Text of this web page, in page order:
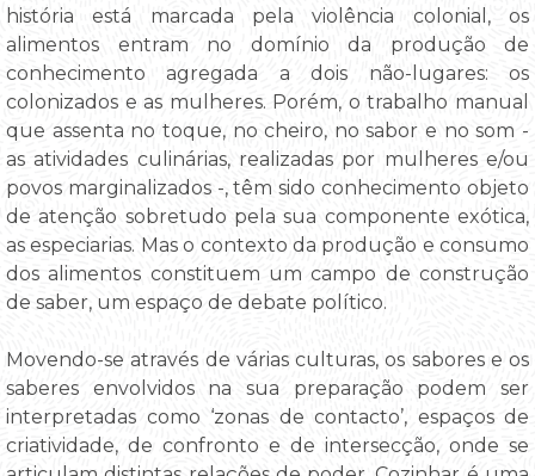
história está marcada pela violência colonial, os
alimentos entram no domínio da produção de
conhecimento agregada a dois não-lugares: os
colonizados e as mulheres. Porém, o trabalho manual
que assenta no toque, no cheiro, no sabor e no som -
as atividades culinárias, realizadas por mulheres e/ou
povos marginalizados -, têm sido conhecimento objeto
de atenção sobretudo pela sua componente exótica,
as especiarias. Mas o contexto da produção e consumo
dos alimentos constituem um campo de construção
de saber, um espaço de debate político.
Movendo-se através de várias culturas, os sabores e os
saberes envolvidos na sua preparação podem ser
interpretadas como ‘zonas de contacto’, espaços de
criatividade, de confronto e de intersecção, onde se